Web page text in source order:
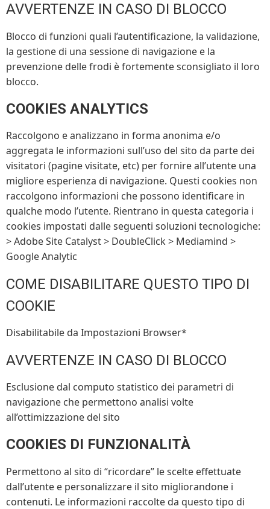
AVVERTENZE IN CASO DI BLOCCO
Blocco di funzioni quali l’autentificazione, la validazione,
la gestione di una sessione di navigazione e la
prevenzione delle frodi è fortemente sconsigliato il loro
blocco.
COOKIES ANALYTICS
Raccolgono e analizzano in forma anonima e/o
aggregata le informazioni sull’uso del sito da parte dei
visitatori (pagine visitate, etc) per fornire all’utente una
migliore esperienza di navigazione. Questi cookies non
raccolgono informazioni che possono identificare in
qualche modo l’utente. Rientrano in questa categoria i
cookies impostati dalle seguenti soluzioni tecnologiche:
> Adobe Site Catalyst > DoubleClick > Mediamind >
Google Analytic
COME DISABILITARE QUESTO TIPO DI
COOKIE
Disabilitabile da Impostazioni Browser*
AVVERTENZE IN CASO DI BLOCCO
Esclusione dal computo statistico dei parametri di
navigazione che permettono analisi volte
all’ottimizzazione del sito
COOKIES DI FUNZIONALITÀ
Permettono al sito di “ricordare” le scelte effettuate
dall’utente e personalizzare il sito migliorandone i
contenuti. Le informazioni raccolte da questo tipo di